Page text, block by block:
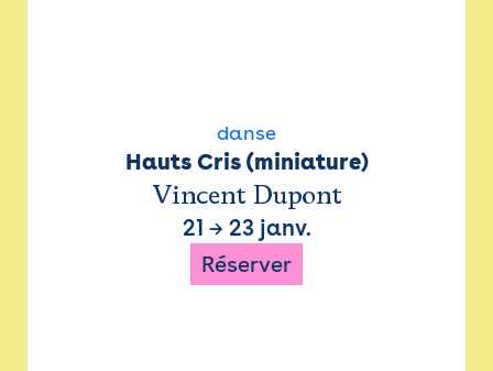
danse
Hauts Cris (miniature)
Vincent Dupont
21 → 23 janv.
Réserver